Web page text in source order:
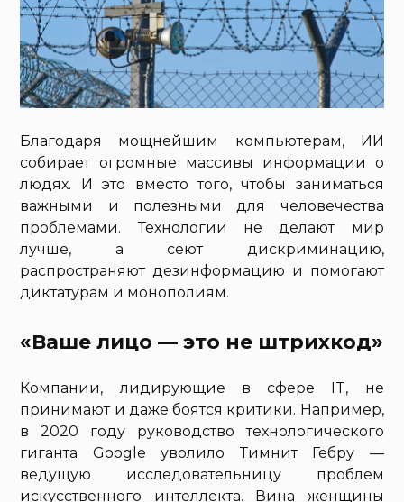
Благодаря мощнейшим компьютерам, ИИ
собирает огромные массивы информации о
людях. И это вместо того, чтобы заниматься
важными и полезными для человечества
проблемами. Технологии не делают мир
лучше, а сеют дискриминацию,
распространяют дезинформацию и помогают
диктатурам и монополиям.
«Ваше лицо — это не штрихкод»
Компании, лидирующие в сфере IT, не
принимают и даже боятся критики. Например,
в 2020 году руководство технологического
гиганта Google уволило Тимнит Гебру —
ведущую исследовательницу проблем
искусственного интеллекта. Вина женщины